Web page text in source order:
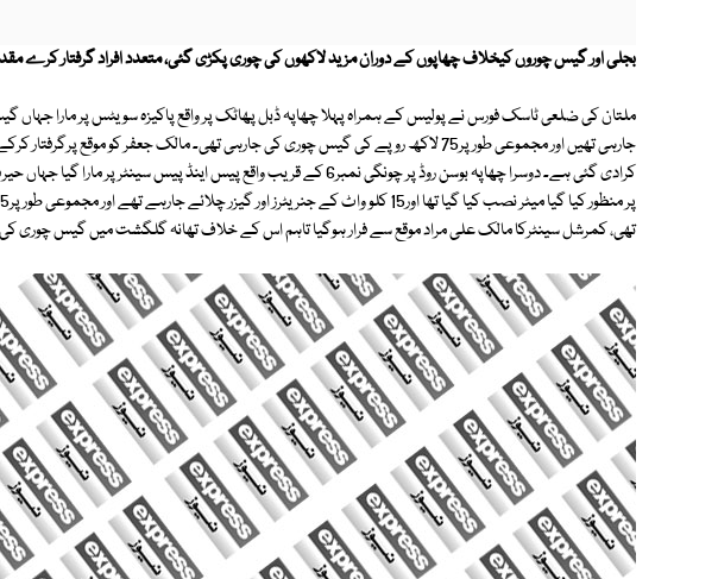
بجلی اور گیس چوروں کیخلاف چھاپوں کے دوران مزید لاکھوں کی چوری پکڑی گئی، متعدد افراد گرفتار کرے
جارہی تھیں اور مجموعی طور پر75 لاکھ روپے کی گیس چوری کی جارہی تھی۔ مالک جعفر کو موقع
کرادی گئی ہے۔ دوسرا چھاپہ بوسن روڈ پر چونگی نمبر6 کے قریب واقع پیس اینڈ پیس
تھی، کمرشل سینٹرکا مالک علی مراد موقع سے فرار ہوگیا تاہم اس کے خلاف تھانہ گلگشت میں گیس چوری کی